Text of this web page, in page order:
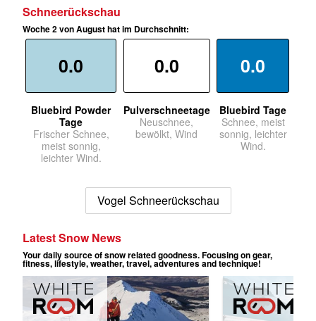
Schneerückschau
Woche 2 von August hat im Durchschnitt:
0.0
Bluebird Powder
Tage
Frischer Schnee,
meist sonnig,
leichter Wind.
0.0
Pulverschneetage
Neuschnee,
bewölkt, Wind
0.0
Bluebird Tage
Schnee, meist
sonnig, leichter
Wind.
Vogel Schneerückschau